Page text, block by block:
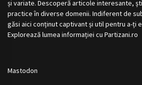
și variate. Descoperă articole interesante,
practice în diverse domenii. Indiferent de
găsi aici conținut captivant și util pentru a-ți
Explorează lumea informației cu Partizani.ro
Mastodon